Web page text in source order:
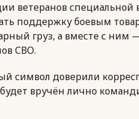
ветеранов
поддержку боевым
груз, а вместе с ним
СВО.
символ доверили
вручён лично